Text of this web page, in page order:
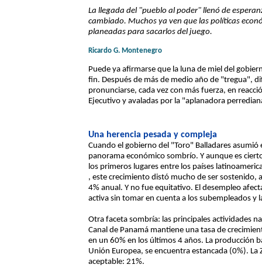
La llegada del "pueblo al poder" llenó de
cambiado. Muchos ya ven que las políticas
planeadas para sacarlos del juego.
Ricardo G. Montenegro
Puede ya afirmarse que la luna de miel del
fin. Después de más de medio año de "tregua",
pronunciarse, cada vez con más fuerza, en
Ejecutivo y avaladas por la "aplanadora
Una herencia pesada y compleja
Cuando el gobierno del "Toro" Balladares
panorama económico sombrío. Y aunque es
los primeros lugares entre los países
, este crecimiento distó mucho de ser sostenido,
4% anual. Y no fue equitativo. El desempleo
activa sin tomar en cuenta a los subempleados y
Otra faceta sombría: las principales actividades
Canal de Panamá mantiene una tasa de
en un 60% en los últimos 4 años. La producción
Unión Europea, se encuentra estancada (0%).
aceptable: 21%.